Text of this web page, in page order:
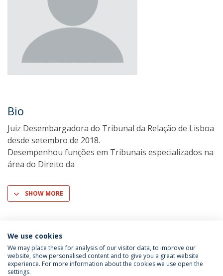
Bio
Juiz Desembargadora do Tribunal da Relação de Lisboa
desde setembro de 2018.
Desempenhou funções em Tribunais especializados na
área do Direito da
SHOW MORE
We use cookies
We may place these for analysis of our visitor data, to improve our
website, show personalised content and to give you a great website
experience. For more information about the cookies we use open the
settings.